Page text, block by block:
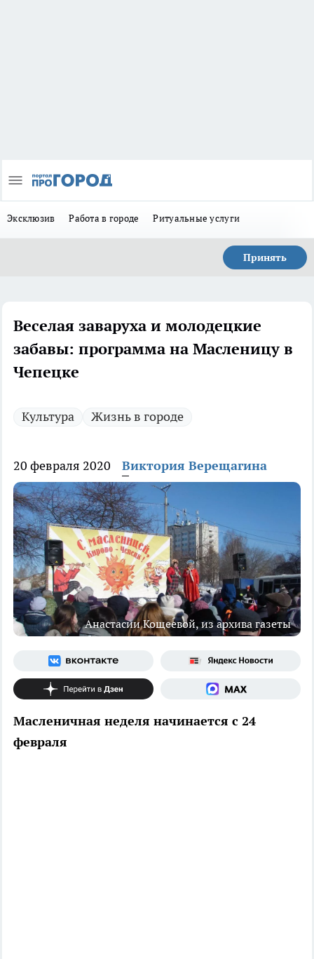
Эксклюзив Работа в городе Ритуальные услуги
Принять
Веселая заваруха и молодецкие
забавы: программа на Масленицу в
Чепецке
Культура Жизнь в городе
20 февраля 2020 Виктория Верещагина
Анастасии Кощеевой, из архива газеты
Масленичная неделя начинается с 24
февраля